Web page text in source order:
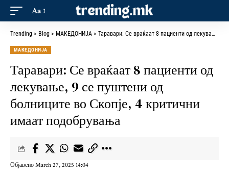
Aa
Trending > Blog > МАКЕДОНИЈА > Таравари: Се враќаат 8 пациенти од лекување, 9 се пуштени од болниците во Скопје, 4 критични имаат подобрувања
МАКЕДОНИЈА
Таравари: Се враќаат 8 пациенти од
лекување, 9 се пуштени од
болниците во Скопје, 4 критични
имаат подобрувања
Објавено March 27, 2025 14:04